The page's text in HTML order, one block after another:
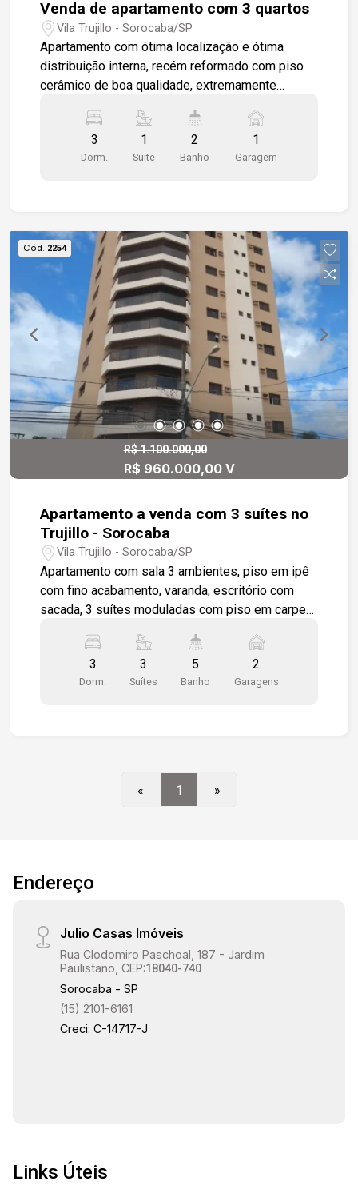
Venda de apartamento com 3 quartos
Vila Trujillo - Sorocaba/SP
Apartamento com ótima localização e ótima
distribuição interna, recém reformado com piso
cerâmico de boa qualidade, extremamente
ventiladores de teto em todos os dormitórios
bem como na sala de estar, conta ainda com
diversos armários planejados, chuveiros e box de
ampla área de lazer.
3
Dorm.
1
Suite
2
Banho
1
Garagem
Cód. 2254
R$ 1.100.000,00
R$ 960.000,00 V
Apartamento a venda com 3 suítes no
Trujillo - Sorocaba
Vila Trujillo - Sorocaba/SP
Apartamento com sala 3 ambientes, piso em ipê
com fino acabamento, varanda, escritório com
sacada, 3 suítes moduladas com piso em carpete
com closet, copa cozinha modulada, área de
serviço com dependência de empregada com wc,
2 vagas de garagem cobertas. prédio com
3
Dorm.
3
Suítes
5
Banho
2
Garagens
« 1 »
Endereço
Julio Casas Imóveis
Rua Clodomiro Paschoal, 187 - Jardim
Paulistano, CEP:18040-740
Sorocaba - SP
(15) 2101-6161
Creci: C-14717-J
Links Úteis